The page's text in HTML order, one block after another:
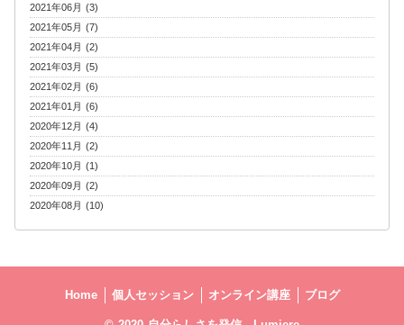
2021年06月 (3)
2021年05月 (7)
2021年04月 (2)
2021年03月 (5)
2021年02月 (6)
2021年01月 (6)
2020年12月 (4)
2020年11月 (2)
2020年10月 (1)
2020年09月 (2)
2020年08月 (10)
Home 個人セッション オンライン講座 ブログ